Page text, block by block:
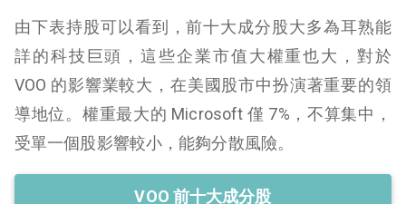
由下表持股可以看到，前十大成分股大多為耳熟能
詳的科技巨頭，這些企業市值大權重也大，對於
VOO 的影響業較大，在美國股市中扮演著重要的領
導地位。權重最大的 Microsoft 僅 7%，不算集中，
受單一個股影響較小，能夠分散風險。
VOO 前十大成分股